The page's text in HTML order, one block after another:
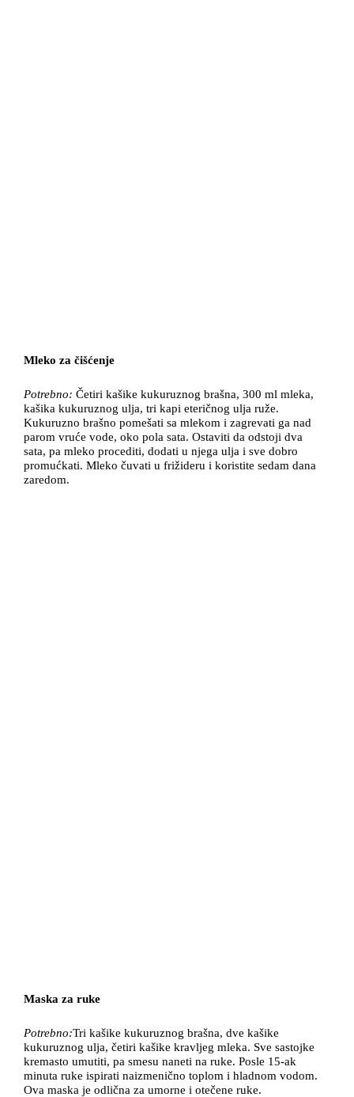
Mleko za čišćenje
Potrebno: Četiri kašike kukuruznog brašna, 300 ml mleka,
kašika kukuruznog ulja, tri kapi eteričnog ulja ruže.
Kukuruzno brašno pomešati sa mlekom i zagrevati ga nad
parom vruće vode, oko pola sata. Ostaviti da odstoji dva
sata, pa mleko procediti, dodati u njega ulja i sve dobro
promućkati. Mleko čuvati u frižideru i koristite sedam dana
zaredom.
Maska za ruke
Potrebno:Tri kašike kukuruznog brašna, dve kašike
kukuruznog ulja, četiri kašike kravljeg mleka. Sve sastojke
kremasto umutiti, pa smesu naneti na ruke. Posle 15-ak
minuta ruke ispirati naizmenično toplom i hladnom vodom.
Ova maska je odlična za umorne i otečene ruke.